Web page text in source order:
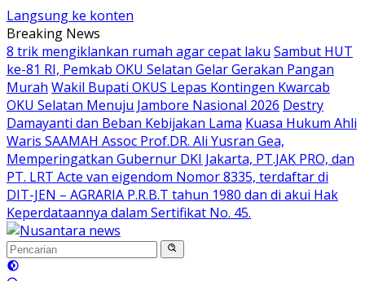
Langsung ke konten
Breaking News
8 trik mengiklankan rumah agar cepat laku Sambut HUT
ke-81 RI, Pemkab OKU Selatan Gelar Gerakan Pangan
Murah Wakil Bupati OKUS Lepas Kontingen Kwarcab
OKU Selatan Menuju Jambore Nasional 2026 Destry
Damayanti dan Beban Kebijakan Lama Kuasa Hukum Ahli
Waris SAAMAH Assoc Prof.DR. Ali Yusran Gea,
Memperingatkan Gubernur DKI Jakarta, PT.JAK PRO, dan
PT. LRT Acte van eigendom Nomor 8335, terdaftar di
DIT-JEN – AGRARIA P.R.B.T tahun 1980 dan di akui Hak
Keperdataannya dalam Sertifikat No. 45.